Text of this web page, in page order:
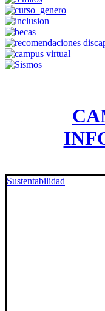
Sustentabilidad